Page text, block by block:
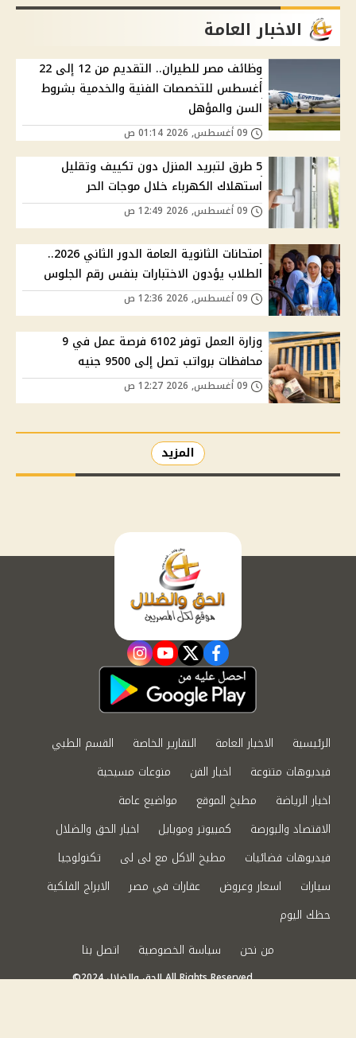
الاخبار العامة
وظائف مصر للطيران.. التقديم من 12 إلى 22
أغسطس للتخصصات الفنية والخدمية بشروط
السن والمؤهل
5 طرق لتبريد المنزل دون تكييف وتقليل
استهلاك الكهرباء خلال موجات الحر
امتحانات الثانوية العامة الدور الثاني 2026..
الطلاب يؤدون الاختبارات بنفس رقم الجلوس
وزارة العمل توفر 6102 فرصة عمل في 9
محافظات برواتب تصل إلى 9500 جنيه
المزيد
facebook
twitter
youtube
instagram
الرئيسية الاخبار العامة التقارير الخاصة
القسم الطبي
فيديوهات متنوعة
اخبار الفن
منوعات مسيحية
اخبار الرياضة
مطبخ الموقع
مواضيع عامة
الاقتصاد والبورصة
كمبيوتر وموبايل
اخبار الحق والضلال
فيديوهات فضائيات
مطبخ الاكل مع لى لى
تكنولوجيا
سيارات
اسعار وعروض عقارات في مصر
الابراج الفلكية
حظك اليوم
من نحن
سياسة الخصوصية اتصل بنا
©2024 الحق والضلال All Rights Reserved.